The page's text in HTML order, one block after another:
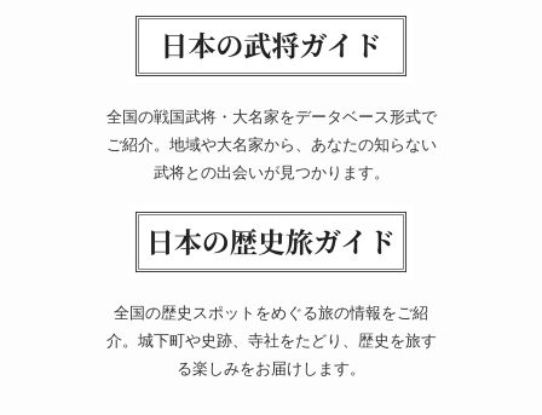
全国の戦国武将・大名家をデータベース形式で
ご紹介。地域や大名家から、あなたの知らない
武将との出会いが見つかります。
全国の歴史スポットをめぐる旅の情報をご紹
介。城下町や史跡、寺社をたどり、歴史を旅す
る楽しみをお届けします。